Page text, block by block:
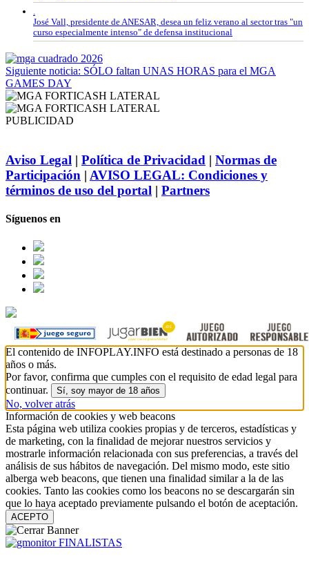
.
José Vall, presidente de ANESAR, desea un feliz verano al sector tras "un
curso especialmente intenso" de defensa institucional
Siguiente noticia: SÓLO faltan UNAS HORAS para el MGA
GAMES DAY
PUBLICIDAD
Aviso Legal | Política de Privacidad | Normas de
Participación | AVISO LEGAL: Condiciones y
términos de uso del portal | Partners
Síguenos en
El contenido de INFOPLAY.INFO está destinado a personas de 18
años o más.
Por favor, confirma que cumples con el requisito de edad legal para
continuar.
Sí, soy mayor de 18 años
No, volver atrás
Información de cookies y web beacons
Esta página web utiliza cookies propias y de terceros, estadísticas y
de marketing, con la finalidad de mejorar nuestros servicios y
mostrarle información relacionada con sus preferencias, a través del
análisis de sus hábitos de navegación. Del mismo modo, este sitio
alberga web beacons, que tienen una finalidad similar a la de las
cookies. Tanto las cookies como los beacons no se descargarán sin
que lo haya aceptado previamente pulsando el botón de aceptación.
ACEPTO